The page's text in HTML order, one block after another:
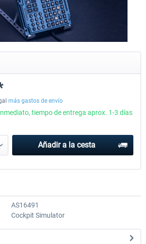
Module Yawman Arrow
más gastos de envío
tiempo de entrega aprox. 1-3 días
Añadir a la cesta
AS16491
Cockpit Simulator